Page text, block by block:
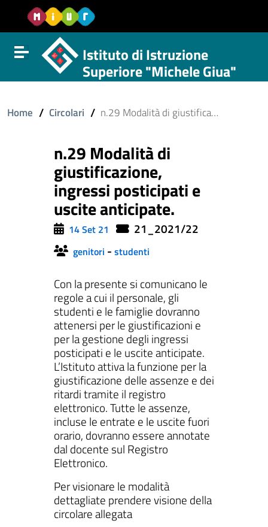
Vai al contenuto
Vail al menu di navigazione
Vai al footer
Attiva disattiva la navigazione
del sito
Istituto di Istruzione
Superiore "Michele Giua"
Home / Circolari / n.29 Modalità di giustificazione, ingressi posticipati e uscite anticipate.
n.29 Modalità di
giustificazione,
ingressi posticipati e
uscite anticipate.
14 Set 21 21_2021/22
genitori - studenti
Con la presente si comunicano le
regole a cui il personale, gli
studenti e le famiglie dovranno
attenersi per le giustificazioni e
per la gestione degli ingressi
posticipati e le uscite anticipate.
L’Istituto attiva la funzione per la
giustificazione delle assenze e dei
ritardi tramite il registro
elettronico. Tutte le assenze,
incluse le entrate e le uscite fuori
orario, dovranno essere annotate
dal docente sul Registro
Elettronico.
Per visionare le modalità
dettagliate prendere visione della
circolare allegata